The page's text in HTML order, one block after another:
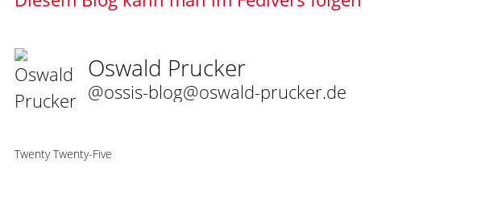
Oswald Prucker
@ossis-blog@oswald-prucker.de
Twenty Twenty-Five